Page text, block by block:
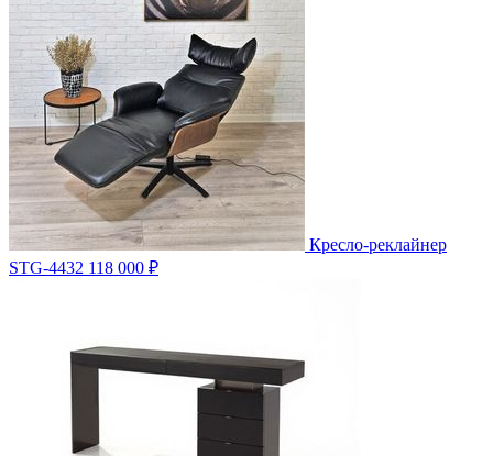
Кресло-реклайнер
STG-4432 118 000 ₽